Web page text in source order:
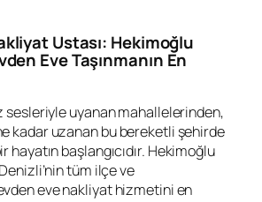
Ustası: Hekimoğlu
Eve Taşınmanın En
sesleriyle uyanan mahallelerinden,
kadar uzanan bu bereketli şehirde
hayatın başlangıcıdır. Hekimoğlu
tüm ilçe ve
eve nakliyat hizmetini en